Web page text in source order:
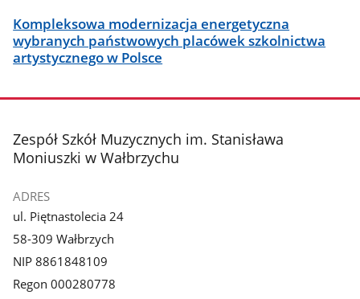
Kompleksowa modernizacja energetyczna
wybranych państwowych placówek szkolnictwa
artystycznego w Polsce
stopka
Zespół Szkół Muzycznych im. Stanisława
Moniuszki w Wałbrzychu
ADRES
ul. Piętnastolecia 24
58-309 Wałbrzych
NIP 8861848109
Regon 000280778